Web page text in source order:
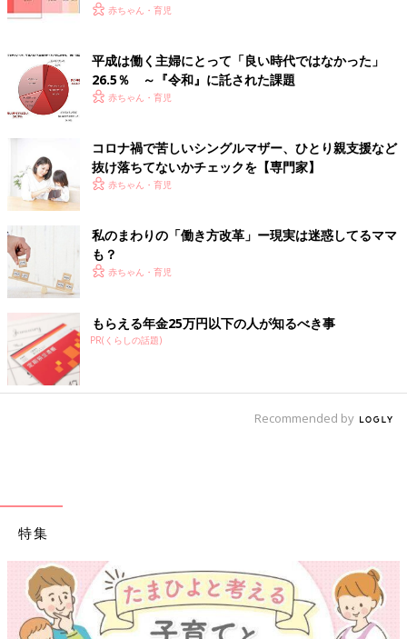
赤ちゃん・育児
平成は働く主婦にとって「良い時代ではなかった」
26.5％ ～『令和』に託された課題
赤ちゃん・育児
コロナ禍で苦しいシングルマザー、ひとり親支援など
抜け落ちてないかチェックを【専門家】
赤ちゃん・育児
私のまわりの「働き方改革」ー現実は迷惑してるママ
も？
赤ちゃん・育児
もらえる年金25万円以下の人が知るべき事
PR(くらしの話題)
Recommended by
特集